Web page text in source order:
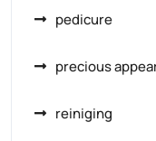
pedicure
precious
reiniging